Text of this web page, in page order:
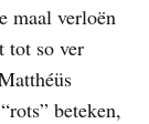
maal verloën
tot so ver
beteken,